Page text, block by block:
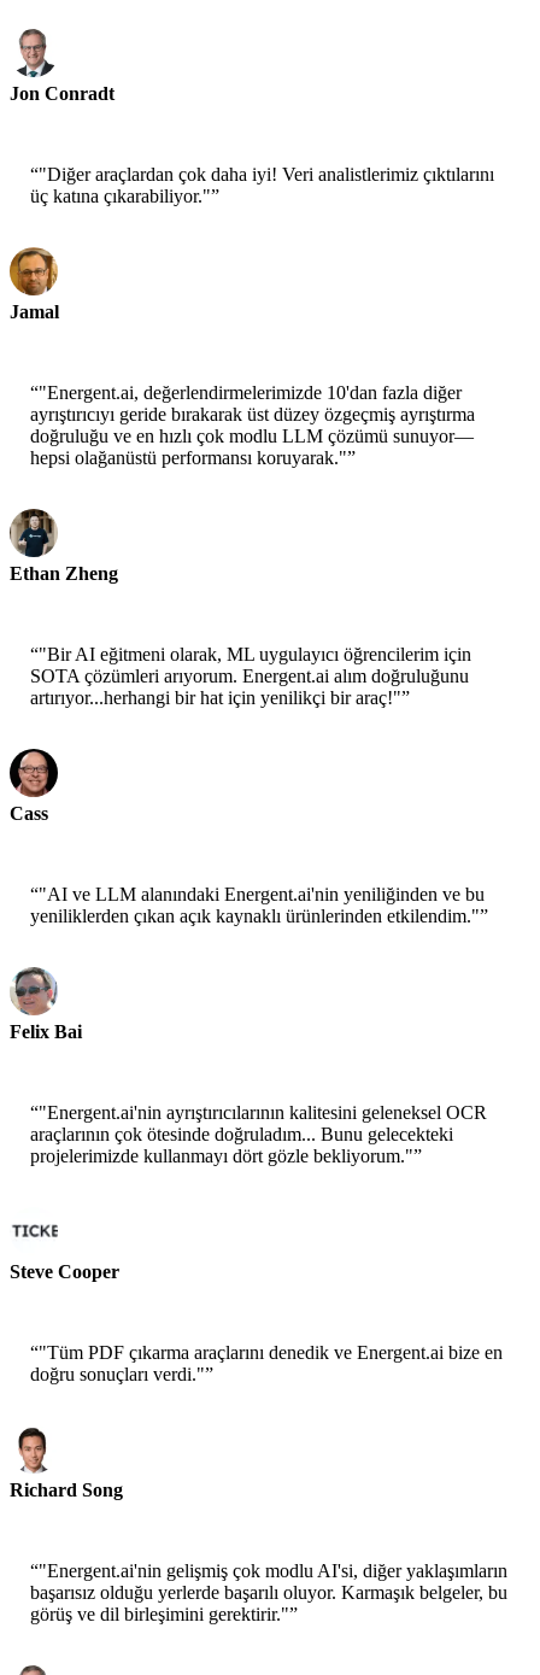
Jon Conradt
“"Diğer araçlardan çok daha iyi! Veri analistlerimiz çıktılarını
üç katına çıkarabiliyor."”
Jamal
“"Energent.ai, değerlendirmelerimizde 10'dan fazla diğer
ayrıştırıcıyı geride bırakarak üst düzey özgeçmiş ayrıştırma
doğruluğu ve en hızlı çok modlu LLM çözümü sunuyor—
hepsi olağanüstü performansı koruyarak."”
Ethan Zheng
“"Bir AI eğitmeni olarak, ML uygulayıcı öğrencilerim için
SOTA çözümleri arıyorum. Energent.ai alım doğruluğunu
artırıyor...herhangi bir hat için yenilikçi bir araç!"”
Cass
“"AI ve LLM alanındaki Energent.ai'nin yeniliğinden ve bu
yeniliklerden çıkan açık kaynaklı ürünlerinden etkilendim."”
Felix Bai
“"Energent.ai'nin ayrıştırıcılarının kalitesini geleneksel OCR
araçlarının çok ötesinde doğruladım... Bunu gelecekteki
projelerimizde kullanmayı dört gözle bekliyorum."”
Steve Cooper
“"Tüm PDF çıkarma araçlarını denedik ve Energent.ai bize en
doğru sonuçları verdi."”
Richard Song
“"Energent.ai'nin gelişmiş çok modlu AI'si, diğer yaklaşımların
başarısız olduğu yerlerde başarılı oluyor. Karmaşık belgeler, bu
görüş ve dil birleşimini gerektirir."”